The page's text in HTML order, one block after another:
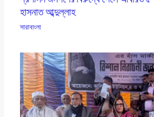
হাসনাত আব্দুল্লাহ
সারাবাংলা